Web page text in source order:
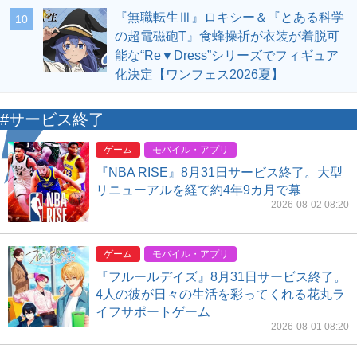
10
『無職転生Ⅲ』ロキシー＆『とある科学
の超電磁砲T』食蜂操祈が衣装が着脱可
能な“Re▼Dress”シリーズでフィギュア
化決定【ワンフェス2026夏】
#サービス終了
ゲーム モバイル・アプリ
『NBA RISE』8月31日サービス終了。大型
リニューアルを経て約4年9カ月で幕
2026-08-02 08:20
ゲーム モバイル・アプリ
『フルールデイズ』8月31日サービス終了。
4人の彼が日々の生活を彩ってくれる花丸ラ
イフサポートゲーム
2026-08-01 08:20